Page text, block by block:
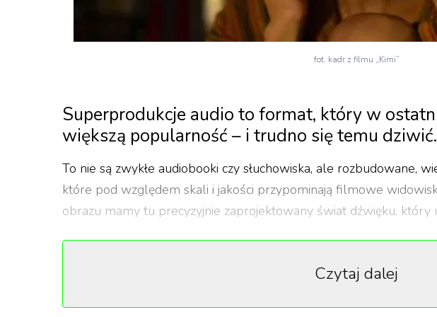
fot. kadr z filmu „Kimi”
Superprodukcje audio to format, który w
większą popularność – i trudno się temu dziwić.
To nie są zwykłe audiobooki czy słuchowiska, ale rozbudowane,
które pod względem skali i jakości przypominają filmowe
obrazu mamy tu precyzyjnie zaprojektowany świat dźwięku, który
Sprawdźcie tytuły, na które tej wiosny czekamy najbardziej.
1/4
Czytaj dalej